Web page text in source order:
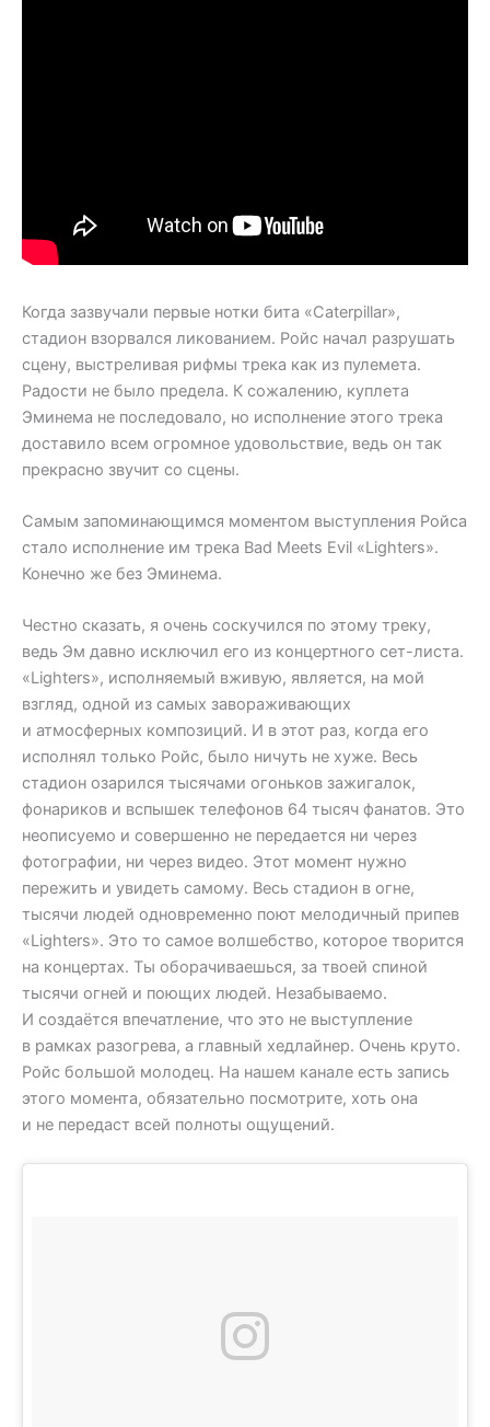
Когда зазвучали первые нотки бита «Caterpillar»,
стадион взорвался ликованием. Ройс начал разрушать
сцену, выстреливая рифмы трека как из пулемета.
Радости не было предела. К сожалению, куплета
Эминема не последовало, но исполнение этого трека
доставило всем огромное удовольствие, ведь он так
прекрасно звучит со сцены.
Самым запоминающимся моментом выступления Ройса
стало исполнение им трека Bad Meets Evil «Lighters».
Конечно же без Эминема.
Честно сказать, я очень соскучился по этому треку,
ведь Эм давно исключил его из концертного сет-листа.
«Lighters», исполняемый вживую, является, на мой
взгляд, одной из самых завораживающих
и атмосферных композиций. И в этот раз, когда его
исполнял только Ройс, было ничуть не хуже. Весь
стадион озарился тысячами огоньков зажигалок,
фонариков и вспышек телефонов 64 тысяч фанатов. Это
неописуемо и совершенно не передается ни через
фотографии, ни через видео. Этот момент нужно
пережить и увидеть самому. Весь стадион в огне,
тысячи людей одновременно поют мелодичный припев
«Lighters». Это то самое волшебство, которое творится
на концертах. Ты оборачиваешься, за твоей спиной
тысячи огней и поющих людей. Незабываемо.
И создаётся впечатление, что это не выступление
в рамках разогрева, а главный хедлайнер. Очень круто.
Ройс большой молодец. На нашем канале есть запись
этого момента, обязательно посмотрите, хоть она
и не передаст всей полноты ощущений.